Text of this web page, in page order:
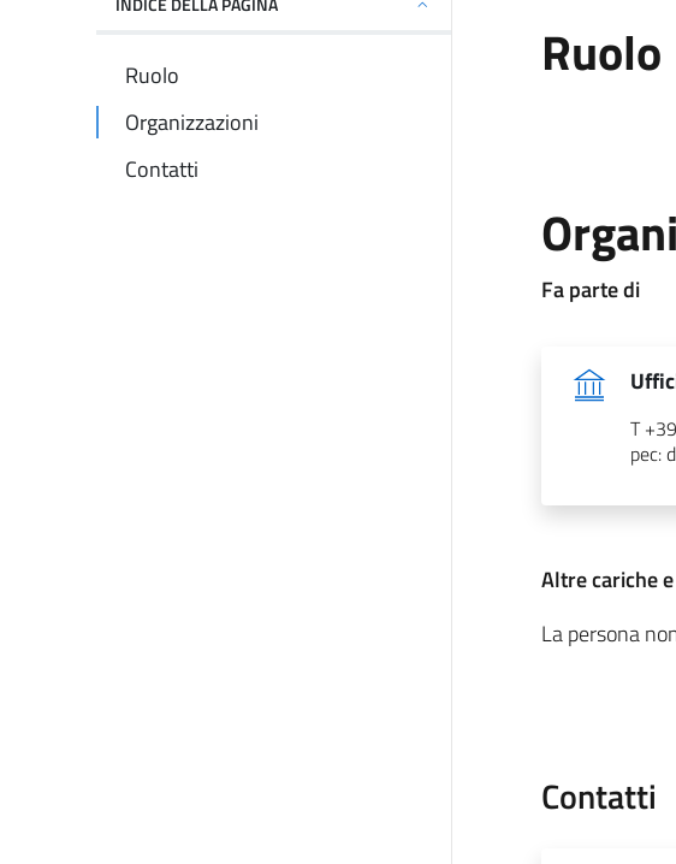
Ruolo
Organizzazioni
Contatti
Ruolo:
Fa parte di:
T
pec:
Altre cariche
La persona
Contatti